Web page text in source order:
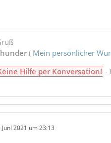
( Mein persönlicher
Hilfe per Konversation! -
Juni 2021 um 23:13